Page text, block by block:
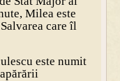
Milea este
care îl
este numit